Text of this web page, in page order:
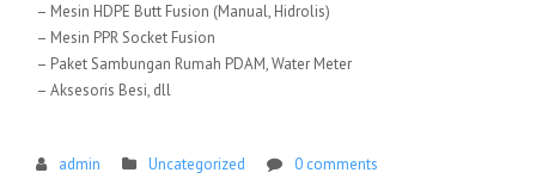
– Mesin HDPE Butt Fusion (Manual, Hidrolis)
– Mesin PPR Socket Fusion
– Paket Sambungan Rumah PDAM, Water Meter
– Aksesoris Besi, dll
admin Uncategorized 0 comments